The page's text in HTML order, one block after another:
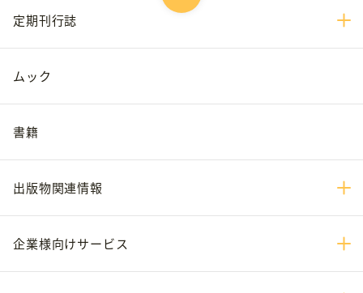
定期刊行誌
ムック
書籍
出版物関連情報
企業様向けサービス